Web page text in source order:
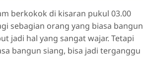
berkokok di kisaran pukul 03.00
sebagian orang yang biasa bangun
jadi hal yang sangat wajar. Tetapi
bangun siang, bisa jadi terganggu